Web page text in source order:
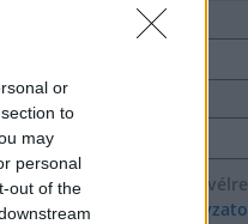
or
to
may
personal
out of the
E-mail cím
Feliratkozom a
adatvédelmi